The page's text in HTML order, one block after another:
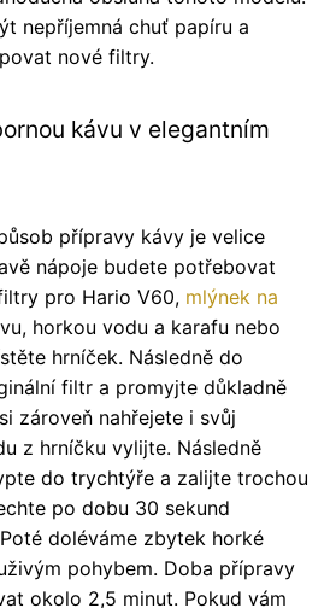
nepříjemná chuť papíru a
nové filtry.
kávu v elegantním
přípravy kávy je velice
nápoje budete potřebovat
pro Hario V60, mlýnek na
horkou vodu a karafu nebo
hrníček. Následně do
filtr a promyjte důkladně
zároveň nahřejete i svůj
z hrníčku vylijte. Následně
do trychtýře a zalijte trochou
po dobu 30 sekund
doléváme zbytek horké
pohybem. Doba přípravy
okolo 2,5 minut. Pokud vám